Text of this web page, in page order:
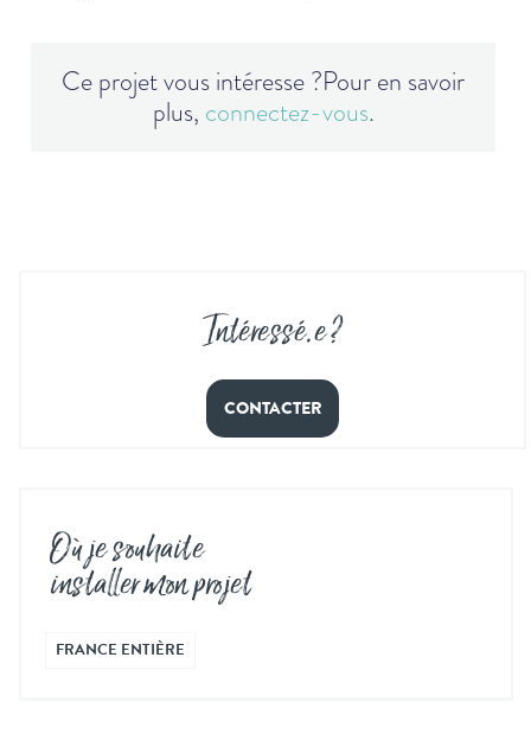
Ce projet vous intéresse ?Pour en savoir
plus, connectez-vous.
Intéressé.e ?
CONTACTER
Où je souhaite
installer mon projet
FRANCE ENTIÈRE